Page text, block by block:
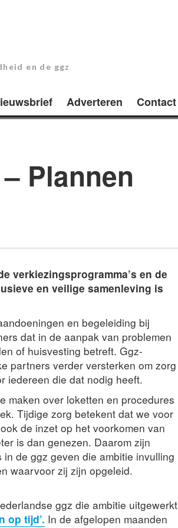
en de ggz
Adverteren Contact
Plannen
verkiezingsprogramma’s en de
en veilige samenleving is
en begeleiding bij
dat in de aanpak van problemen
of huisvesting betreft. Ggz-
partners verder versterken om zorg
iedereen die dat nodig heeft.
maken over loketten en procedures
Tijdige zorg betekent dat we voor
de inzet op het voorkomen van
is dan genezen. Daarom zijn
de ggz geven die ambitie invulling
waarvoor zij zijn opgeleid.
ggz die ambitie uitgewerkt
op tijd’. In de afgelopen maanden